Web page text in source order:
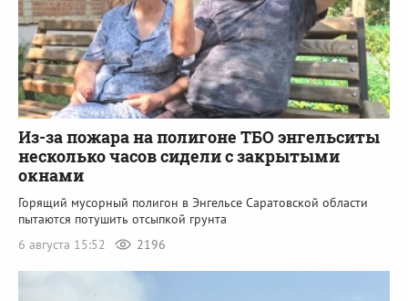
Из-за пожара на полигоне ТБО энгельситы
несколько часов сидели с закрытыми
окнами
Горящий мусорный полигон в Энгельсе Саратовской области
пытаются потушить отсыпкой грунта
6 августа 15:52
2196